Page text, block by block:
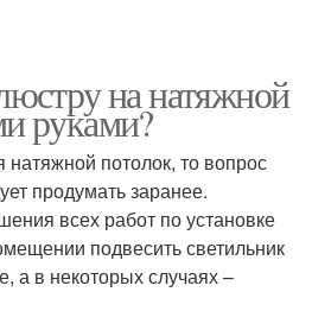
на натяжной
руками?
потолок, то вопрос
продумать заранее.
всех работ по установке
подвесить светильник
а в некоторых случаях –